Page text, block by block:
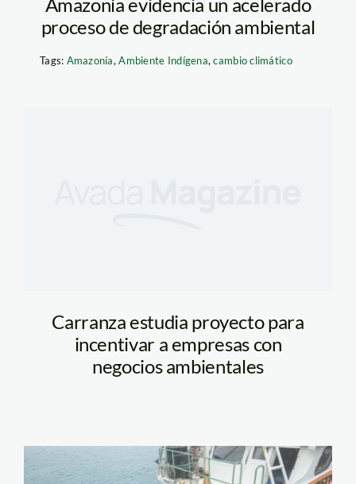
proceso de degradación ambiental
Tags: Amazonía,Ambiente Indígena,cambio climático
Carranza estudia proyecto para
incentivar a empresas con
negocios ambientales